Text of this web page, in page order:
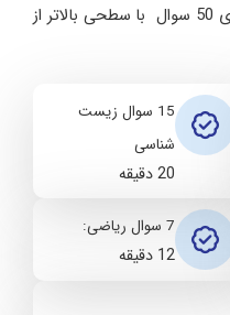
منطق می باشد و به صورت کلی دارای 50 سوال با سطحی بالاتر از
15 سوال زیست
شناسی
20 دقیقه
7 سوال ریاضی:
12 دقیقه